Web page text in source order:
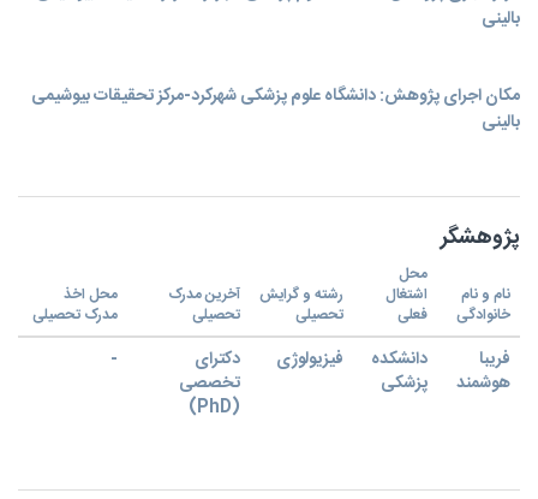
بالینی
مکان اجرای پژوهش: دانشگاه علوم پزشکی شهرکرد-مرکز تحقیقات بیوشیمی
بالینی
پژوهشگر
نام و نام
خانوادگی
محل
اشتغال
فعلی
رشته و گرایش
تحصیلی
آخرین مدرک
تحصیلی
محل اخذ
مدرک تحصیلی
فریبا
هوشمند
دانشکده
پزشکی
فیزیولوژی
دکترای
تخصصی
(PhD)
-